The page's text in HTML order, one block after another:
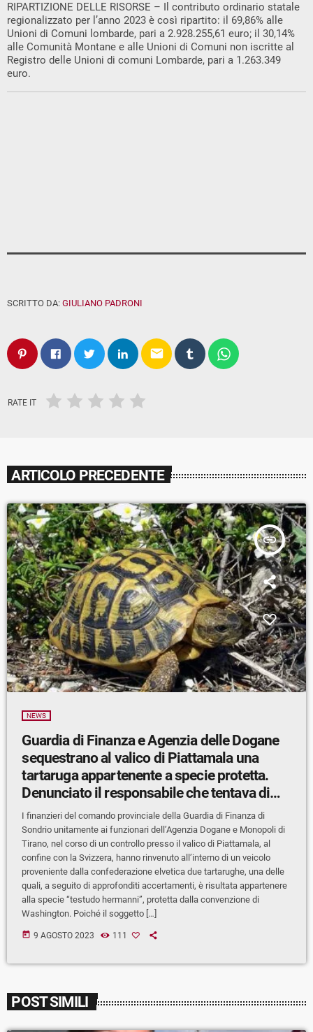
RIPARTIZIONE DELLE RISORSE – Il contributo ordinario statale
regionalizzato per l’anno 2023 è così ripartito: il 69,86% alle
Unioni di Comuni lombarde, pari a 2.928.255,61 euro; il 30,14%
alle Comunità Montane e alle Unioni di Comuni non iscritte al
Registro delle Unioni di comuni Lombarde, pari a 1.263.349
euro.
SCRITTO DA: GIULIANO PADRONI
email
RATE IT
ARTICOLO PRECEDENTE
insert_link
NEWS
Guardia di Finanza e Agenzia delle Dogane
sequestrano al valico di Piattamala una
tartaruga appartenente a specie protetta.
Denunciato il responsabile che tentava di
importarla dalla Svizzera
I finanzieri del comando provinciale della Guardia di Finanza di
Sondrio unitamente ai funzionari dell’Agenzia Dogane e Monopoli di
Tirano, nel corso di un controllo presso il valico di Piattamala, al
confine con la Svizzera, hanno rinvenuto all’interno di un veicolo
proveniente dalla confederazione elvetica due tartarughe, una delle
quali, a seguito di approfonditi accertamenti, è risultata appartenere
alla specie “testudo hermanni”, protetta dalla convenzione di
Washington. Poiché il soggetto […]
today 9 AGOSTO 2023 111
POST SIMILI